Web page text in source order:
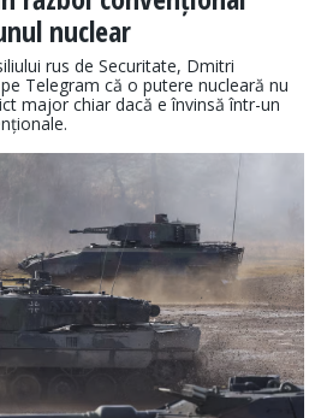
nuclear
rus de Securitate, Dmitri
Telegram că o putere nucleară nu
major chiar dacă e învinsă într-un